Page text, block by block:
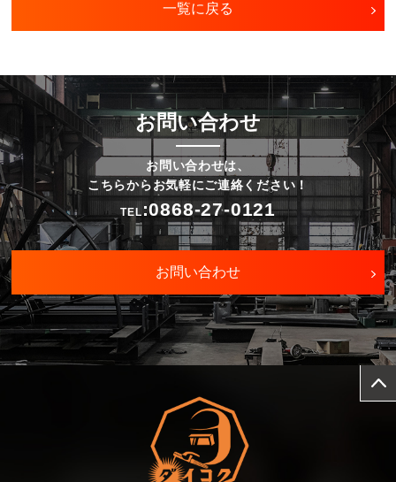
一覧に戻る
お問い合わせ
お問い合わせは、
こちらからお気軽にご連絡ください！
TEL:0868-27-0121
お問い合わせ